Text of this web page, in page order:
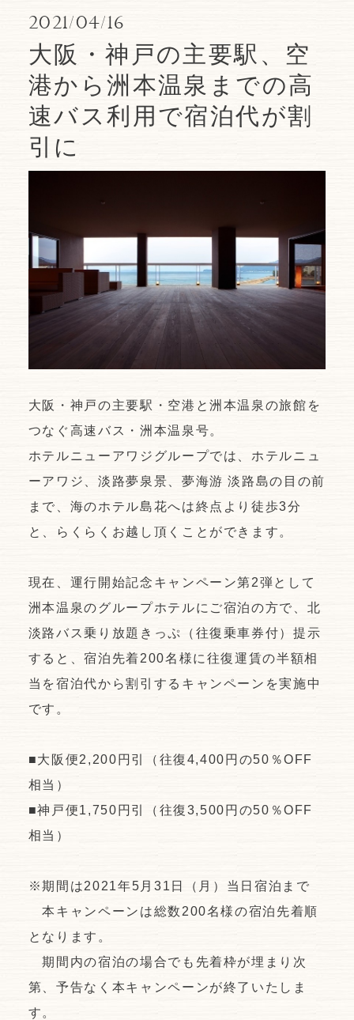
2021/04/16
大阪・神戸の主要駅、空
港から洲本温泉までの高
速バス利用で宿泊代が割
引に
大阪・神戸の主要駅・空港と洲本温泉の旅館を
つなぐ高速バス・洲本温泉号。
ホテルニューアワジグループでは、ホテルニュ
ーアワジ、淡路夢泉景、夢海游 淡路島の目の前
まで、海のホテル島花へは終点より徒歩3分
と、らくらくお越し頂くことができます。
現在、運行開始記念キャンペーン第2弾として
洲本温泉のグループホテルにご宿泊の方で、北
淡路バス乗り放題きっぷ（往復乗車券付）提示
すると、宿泊先着200名様に往復運賃の半額相
当を宿泊代から割引するキャンペーンを実施中
です。
■大阪便2,200円引（往復4,400円の50％OFF
相当）
■神戸便1,750円引（往復3,500円の50％OFF
相当）
※期間は2021年5月31日（月）当日宿泊まで
本キャンペーンは総数200名様の宿泊先着順
となります。
期間内の宿泊の場合でも先着枠が埋まり次
第、予告なく本キャンペーンが終了いたしま
す。